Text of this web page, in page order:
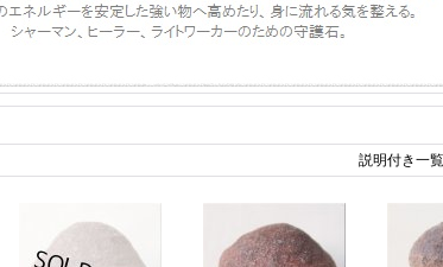
説明付き一覧